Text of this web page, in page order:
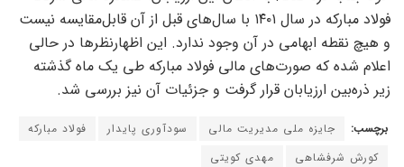
فولاد مبارکه در سال ۱۴۰۱ با سال‌های قبل از آن قابل‌مقایسه نیست
و هیچ نقطه ابهامی در آن وجود ندارد. این اظهارنظر‌ها در حالی
اعلام شده که صورت‌های مالی فولاد مبارکه طی یک ماه گذشته
زیر ذره‌بین ارزیابان قرار گرفت و جزئیات آن نیز بررسی شد.
برچسب: جایزه ملی مدیریت مالی سودآوری پایدار
فولاد مبارکه
کورش شرفشاهی
مهدی کویتی